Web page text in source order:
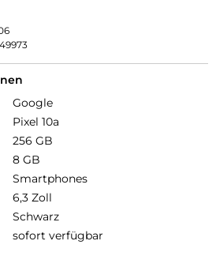
Google
Pixel 10a
256 GB
8 GB
Smartphones
6,3 Zoll
Schwarz
sofort verfügbar